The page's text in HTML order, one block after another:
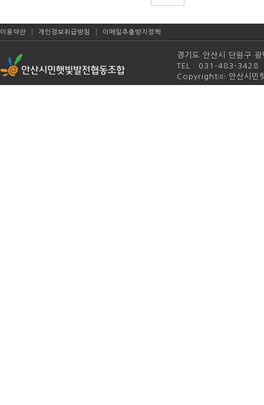
이용약관 개인정보취급방침 이메일추출방지정책
경기도 안산시 단원구
TEL : 031-483-
Copyrightⓒ 안산시민